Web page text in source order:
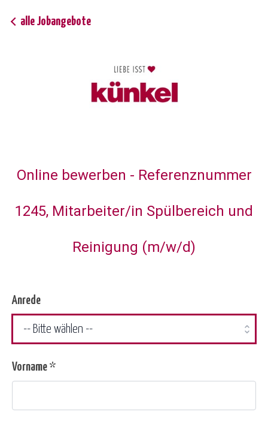
Online bewerben - Referenznummer
1245, Mitarbeiter/in Spülbereich und
Reinigung (m/w/d)
alle Jobangebote
Anrede
Vorname *